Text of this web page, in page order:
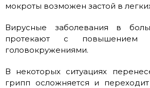
мокроты возможен застой в
Вирусные заболевания в
протекают с повышением
головокружениями.
В некоторых ситуациях
грипп осложняется и